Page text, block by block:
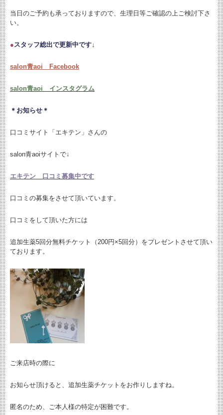
当日のご予約も承っておりますので、生理日等ご確認の上ご検討下さ
い。
●スタッフ総出で更新中です↓
salon青aoi Facebook
salon青aoi インスタグラム
＊お知らせ＊
口コミサイト「エキテン」さんの
salon青aoiサイトで↓
エキテン 口コミ募集中です
口コミの募集をさせて頂いています。
口コミをして頂いた方には
追加生薬5回分無料チケット（200円×5回分）をプレゼントさせて頂い
ております。
ご来店時の際に
お知らせ頂けると、追加生薬チケットをお作りしますね。
匿名のため、ご本人様の特定が困難です。